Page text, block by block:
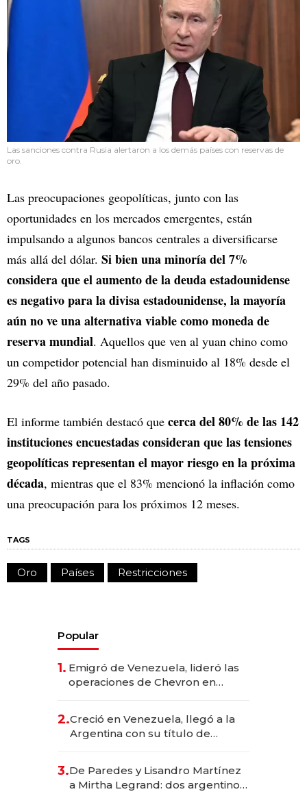
Las sanciones contra Rusia alertaron a los demás países con reservas de
oro.
Las preocupaciones geopolíticas, junto con las
oportunidades en los mercados emergentes, están
impulsando a algunos bancos centrales a diversificarse
más allá del dólar. Si bien una minoría del 7%
considera que el aumento de la deuda estadounidense
es negativo para la divisa estadounidense, la mayoría
aún no ve una alternativa viable como moneda de
reserva mundial. Aquellos que ven al yuan chino como
un competidor potencial han disminuido al 18% desde el
29% del año pasado.
El informe también destacó que cerca del 80% de las 142
instituciones encuestadas consideran que las tensiones
geopolíticas representan el mayor riesgo en la próxima
década, mientras que el 83% mencionó la inflación como
una preocupación para los próximos 12 meses.
TAGS
Oro Países Restricciones
Popular
1. Emigró de Venezuela, lideró las
operaciones de Chevron en
2.Creció en Venezuela, llegó a la
Argentina con su título de
las marcas "fast premium"
3.De Paredes y Lisandro Martínez
a Mirtha Legrand: dos argentinos